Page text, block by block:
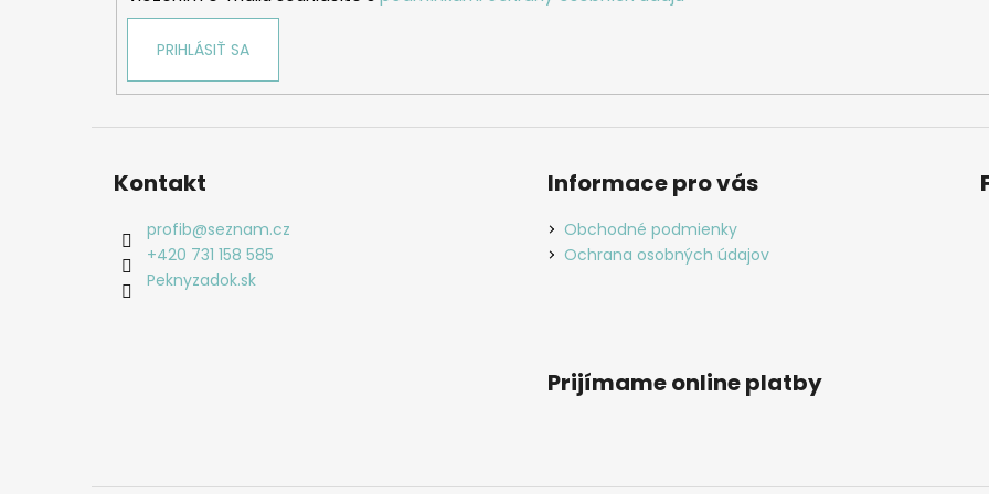
PRIHLÁSIŤ SA
Kontakt
profib@seznam.cz
+420 731 158 585
Peknyzadok.sk
Informace pro vás
Obchodné podmienky
Ochrana osobných údajov
Prijímame online platby